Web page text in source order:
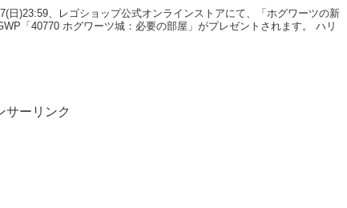
日)23:59、レゴショップ公式オンラインストアにて、「ホグワーツの新
「40770 ホグワーツ城：必要の部屋」がプレゼントされます。 ハリ
サーリンク